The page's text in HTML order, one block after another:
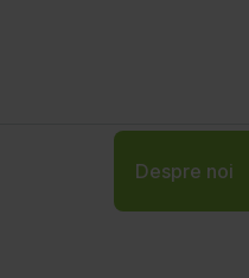
Despre noi